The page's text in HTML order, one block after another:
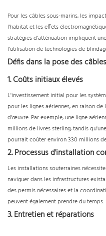
Pour les câbles sous-marins, les
l'habitat et les effets
stratégies d'atténuation impliquent
l'utilisation de technologies de
Défis dans la pose des
1. Coûts initiaux élevés
L'investissement initial pour les
pour les lignes aériennes, en raison
d'œuvre. Par exemple, une ligne
millions de livres sterling, tandis
pourrait coûter environ 330 millions
2. Processus d'installation
Les installations souterraines
naviguer dans les infrastructures
des permis nécessaires et la
peuvent également prendre du temps.
3. Entretien et réparations